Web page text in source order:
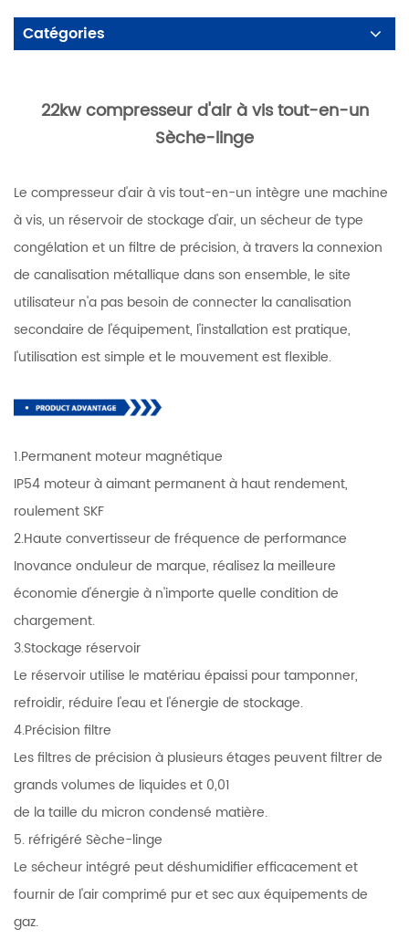
Catégories
22kw compresseur d'air à vis tout-en-un
Sèche-linge
Le compresseur d'air à vis tout-en-un intègre une machine
à vis, un réservoir de stockage d'air, un sécheur de type
congélation et un filtre de précision, à travers la connexion
de canalisation métallique dans son ensemble, le site
utilisateur n'a pas besoin de connecter la canalisation
secondaire de l'équipement, l'installation est pratique,
l'utilisation est simple et le mouvement est flexible.
1.Permanent moteur magnétique
IP54 moteur à aimant permanent à haut rendement,
roulement SKF
2.Haute convertisseur de fréquence de performance
Inovance onduleur de marque, réalisez la meilleure
économie d'énergie à n'importe quelle condition de
chargement.
3.Stockage réservoir
Le réservoir utilise le matériau épaissi pour tamponner,
refroidir, réduire l'eau et l'énergie de stockage.
4.Précision filtre
Les filtres de précision à plusieurs étages peuvent filtrer de
grands volumes de liquides et 0,01
de la taille du micron condensé matière.
5. réfrigéré Sèche-linge
Le sécheur intégré peut déshumidifier efficacement et
fournir de l'air comprimé pur et sec aux équipements de
gaz.